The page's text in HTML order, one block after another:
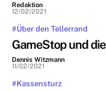
Redaktion -
12/02/2021
#Über den Tellerrand
GameStop und
Dennis Witzmann -
11/02/2021
#Kassensturz